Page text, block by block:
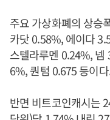
주요 가상화폐의 상승
카닷 0.58%, 에이다
스텔라루멘 0.24%,
6%, 퀀텀 0.675 등이
반면 비트코인캐시는